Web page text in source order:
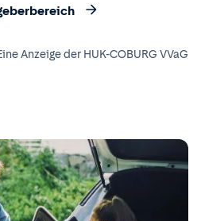
Anzeige der HUK-COBURG VVaG